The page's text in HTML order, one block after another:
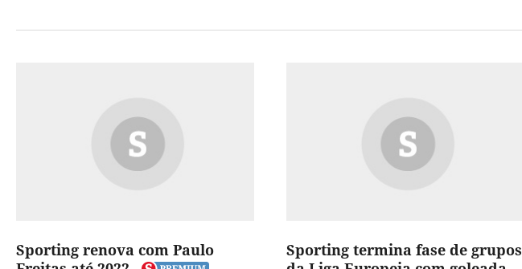
Sporting renova com Paulo
Sporting termina fase de grupos